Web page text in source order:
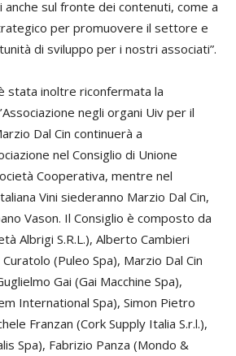
sul fronte dei contenuti, come a
per promuovere il settore e
di sviluppo per i nostri associati”.
stata inoltre riconfermata la
negli organi Uiv per il
Dal Cin continuerà a
nel Consiglio di Unione
Cooperativa, mentre nel
Vini siederanno Marzio Dal Cin,
Vason. Il Consiglio è composto da
Albrigi S.R.L.), Alberto Cambieri
(Puleo Spa), Marzio Dal Cin
Gai (Gai Macchine Spa),
International Spa), Simon Pietro
Franzan (Cork Supply Italia S.r.l.),
Spa), Fabrizio Panza (Mondo &